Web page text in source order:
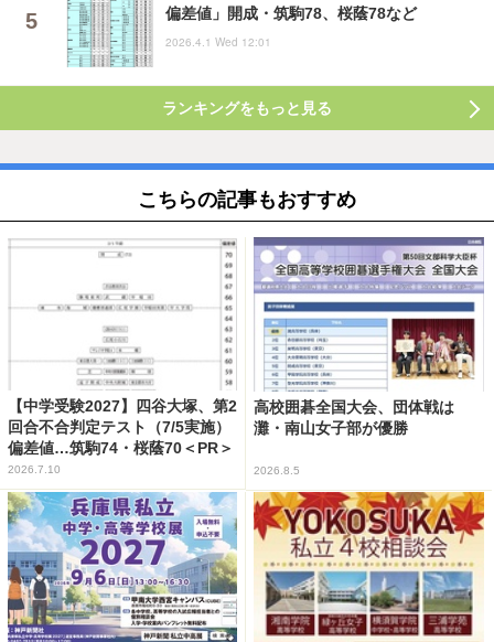
偏差値」開成・筑駒78、桜蔭78など
2026.4.1 Wed 12:01
ランキングをもっと見る
こちらの記事もおすすめ
【中学受験2027】四谷大塚、第2
回合不合判定テスト（7/5実施）
偏差値…筑駒74・桜蔭70＜PR＞
2026.7.10
高校囲碁全国大会、団体戦は
灘・南山女子部が優勝
2026.8.5